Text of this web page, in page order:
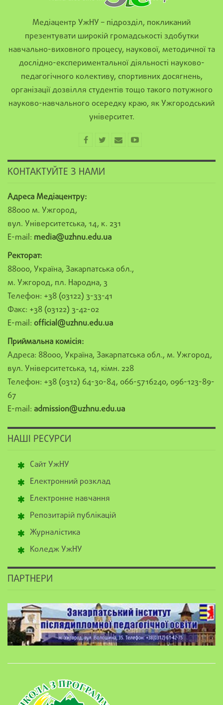
Медіацентр УжНУ – підрозділ, покликаний
презентувати широкій громадськості здобутки
навчально-виховного процесу, наукової, методичної та
дослідно-експериментальної діяльності науково-
педагогічного колективу, спортивних досягнень,
організації дозвілля студентів тощо такого потужного
науково-навчального осередку краю, як Ужгородський
університет.
КОНТАКТУЙТЕ З НАМИ
Адреса Медіацентру:
88000 м. Ужгород,
вул. Університетська, 14, к. 231
E-mail: media@uzhnu.edu.ua
Ректорат:
88000, Україна, Закарпатська обл.,
м. Ужгород, пл. Народна, 3
Телефон: +38 (03122) 3-33-41
Факс: +38 (03122) 3-42-02
E-mail: official@uzhnu.edu.ua
Приймальна комісія:
Адреса: 88000, Україна, Закарпатська обл., м. Ужгород,
вул. Університетська, 14, кімн. 228
Телефон: +38 (0312) 64-30-84, 066-5716240, 096-123-89-
67
E-mail: admission@uzhnu.edu.ua
НАШІ РЕСУРСИ
Сайт УжНУ
Електронний розклад
Електронне навчання
Репозитарій публікацій
Журналістика
Коледж УжНУ
ПАРТНЕРИ